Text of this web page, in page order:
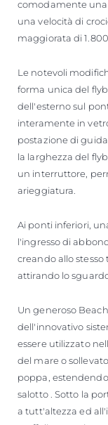
comodamente una
una velocità di
maggiorata di
Le notevoli
forma unica del
dell'esterno sul
interamente in
postazione di
la larghezza del
un interruttore,
arieggiatura.
Ai ponti inferiori,
l'ingresso di
creando allo
attirando lo
Un generoso
dell'innovativo
essere utilizzato
del mare o
poppa,
salotto . Sotto la
a tutt'altezza ed